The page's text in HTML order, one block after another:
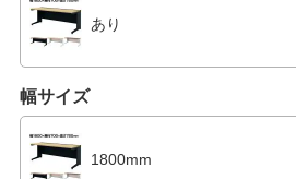
あり
幅サイズ
1800mm